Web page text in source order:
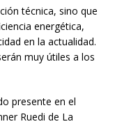
técnica, sino que
energética,
en la actualidad.
muy útiles a los
presente en el
Ruedi de La